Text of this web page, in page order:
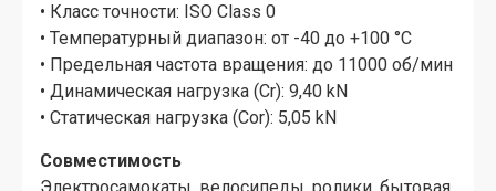
• Класс точности: ISO Class 0
• Температурный диапазон: от -40 до +100 °C
• Предельная частота вращения: до 11000 об/мин
• Динамическая нагрузка (Cr): 9,40 kN
• Статическая нагрузка (Cor): 5,05 kN
Совместимость